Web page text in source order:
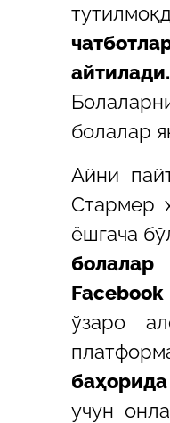
айтилади.
болалар
Айни
Стармер
ёшгача
болалар
ўзаро
учун